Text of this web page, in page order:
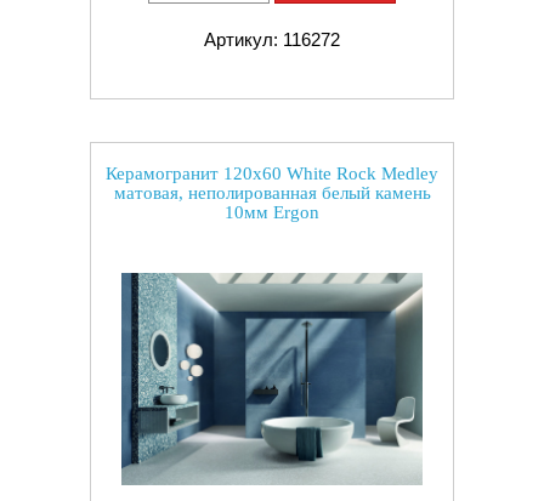
Артикул: 116272
Керамогранит 120x60 White Rock Medley
матовая, неполированная белый камень
10мм Ergon